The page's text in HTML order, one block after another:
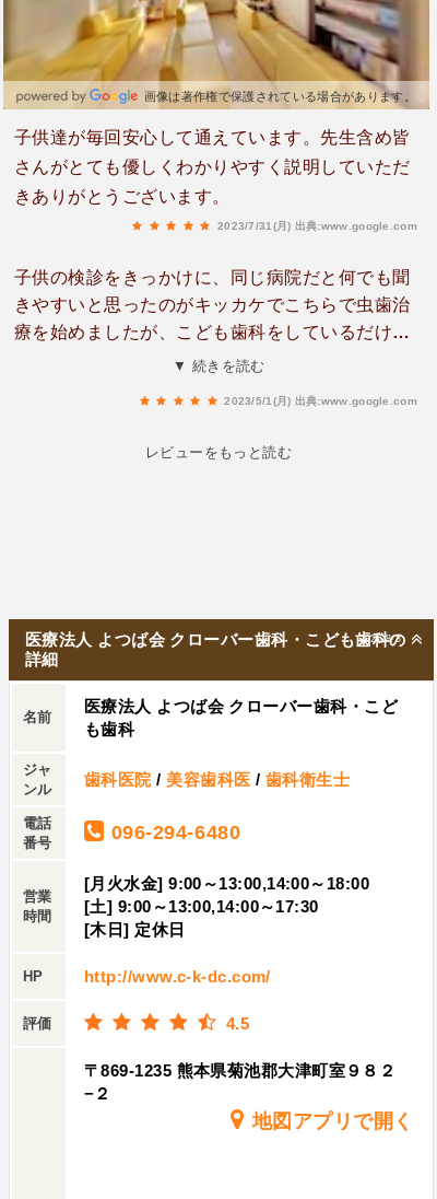
画像は著作権で保護されている場合があります。
子供達が毎回安心して通えています。先生含め皆
さんがとても優しくわかりやすく説明していただ
きありがとうございます。
2023/7/31(月) 出典:www.google.com
子供の検診をきっかけに、同じ病院だと何でも聞
きやすいと思ったのがキッカケでこちらで虫歯治
療を始めましたが、こども歯科をしているだけあ
って、一つ一つの説明が丁寧で、元々行っていた
▼ 続きを読む
2023/5/1(月) 出典:www.google.com
レビューをもっと読む
2026/8/3
医療法人 よつば会 クローバー歯科・こども歯科の
詳細
名前
医療法人 よつば会 クローバー歯科・こど
も歯科
ジャ
ンル
歯科医院/美容歯科医 / 歯科衛生士
電話
番号
096-294-6480
営業
時間
[月火水金] 9:00～13:00,14:00～18:00
[土] 9:00～13:00,14:00～17:30
[木日] 定休日
HP http://www.c-k-dc.com/
評価 4.5
〒869-1235 熊本県菊池郡大津町室９８２
−２
地図アプリで開く